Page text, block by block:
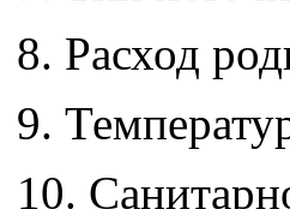
8. Расход
9.
10.